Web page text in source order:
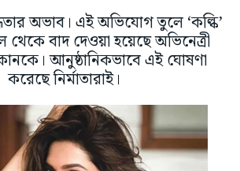
অভাব। এই অভিযোগ তুলে ‘কল্কি’
থেকে বাদ দেওয়া হয়েছে অভিনেত্রী
আনুষ্ঠানিকভাবে এই ঘোষণা
করেছে নির্মাতারাই।